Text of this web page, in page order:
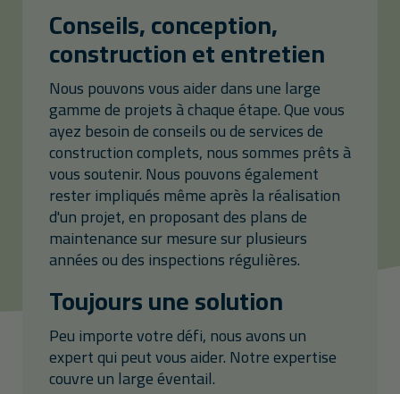
Conseils, conception,
construction et entretien
Nous pouvons vous aider dans une large
gamme de projets à chaque étape. Que vous
ayez besoin de conseils ou de services de
construction complets, nous sommes prêts à
vous soutenir. Nous pouvons également
rester impliqués même après la réalisation
d'un projet, en proposant des plans de
maintenance sur mesure sur plusieurs
années ou des inspections régulières.
Toujours une solution
Peu importe votre défi, nous avons un
expert qui peut vous aider. Notre expertise
couvre un large éventail.